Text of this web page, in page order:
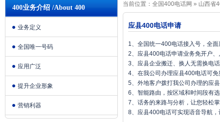
400业务介绍 /About 400
业务定义
全国唯一号码
应用广泛
提升企业形象
营销利器
当前位置： 全国400电话网 » 山西省
应县400电话申请
1、全国统一400电话接入号，全
2、应县400电话申请业务免开户
3、应县企业搬迁、换人无需换电
4、在我公司办理应县400电话可
5、外地客户拨打我公司办理的应
6、智能路由，按区域和时间段有
7、话务的来路与分析，让您轻松
8、应县400电话可实现语音导航